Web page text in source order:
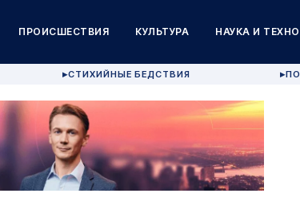
ПРОИСШЕСТВИЯ КУЛЬТУРА НАУКА И
▶СТИХИЙНЫЕ БЕДСТВИЯ ▶